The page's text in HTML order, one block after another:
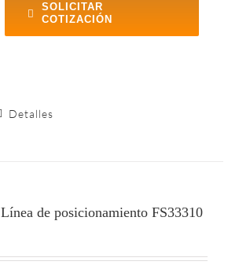
SOLICITAR
COTIZACIÓN
Detalles
Línea de posicionamiento FS33310